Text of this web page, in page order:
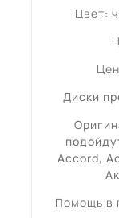
Цвет:
Диски
Accord,
Помощь в